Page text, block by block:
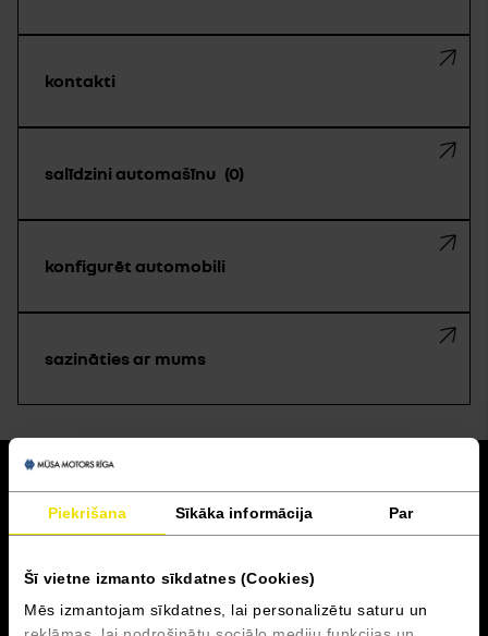
Piekrišana Sīkāka informācija Par
Šī vietne izmanto sīkdatnes (Cookies)
Mēs izmantojam sīkdatnes, lai personalizētu saturu un
kontakti
salīdzini automašīnu 0
konfigurēt automobili
sazināties ar mums
Serviss